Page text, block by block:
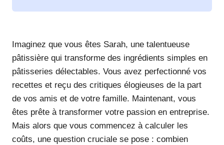
Imaginez que vous êtes Sarah, une talentueuse
pâtissière qui transforme des ingrédients simples en
pâtisseries délectables. Vous avez perfectionné vos
recettes et reçu des critiques élogieuses de la part
de vos amis et de votre famille. Maintenant, vous
êtes prête à transformer votre passion en entreprise.
Mais alors que vous commencez à calculer les
coûts, une question cruciale se pose : combien